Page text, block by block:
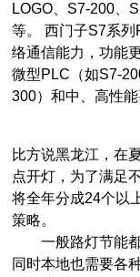
LOGO、S7-200、
等。 西门子S7系
络通信能力，功能
微型PLC（如S7-
300）和中、高性
比方说黑龙江，在
点开灯，为了满足
将全年分成24个以
策略。
一般路灯节能都
同时本地也需要各